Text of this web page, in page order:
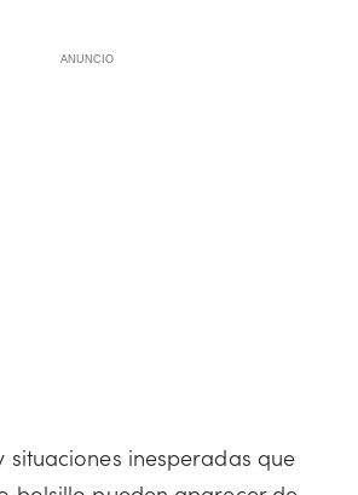
ANUNCIO
situaciones inesperadas que